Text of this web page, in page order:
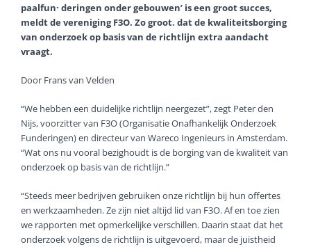
paalfun· deringen onder gebouwen’ is een groot succes,
meldt de vereniging F3O. Zo groot. dat de kwaliteits­borging
van onderzoek op basis van de richtlijn extra aandacht
vraagt.
Door Frans van Velden
“We hebben een duidelijke richtlijn neergezet”, zegt Peter den
Nijs, voorzitter van F3O (Organisatie Onafhankelijk Onder­zoek
Funderingen) en directeur van Wareco Ingenieurs in Amsterdam.
“Wat ons nu vooral bezighoudt is de borging van de kwaliteit van
onderzoek op basis van de richtlijn.”
“Steeds meer bedrijven gebruiken onze richtlijn bij hun offertes
en werkzaamheden. Ze zijn niet altijd lid van F3O. Af en toe zien
we rapporten met opmerkelijke verschillen. Daarin staat dat het
onderzoek volgens de richtlijn is uitgevoerd, maar de juistheid